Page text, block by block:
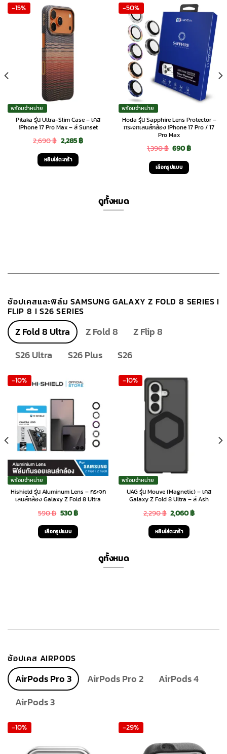
-15%
พร้อมจำหน่าย
Pitaka รุ่น Ultra-Slim Case – เคส
iPhone 17 Pro Max – สี Sunset
2,690฿ Original
price
was:
2,285฿Current
หยิบใส่ตะกร้า
-50%
พร้อมจำหน่าย
Hoda รุ่น Sapphire Lens Protector –
กระจกเลนส์กล้อง iPhone 17 Pro / 17
Pro Max
1,390฿ Original
price
was:
690฿Current
เลือกรูปแบบ
be
the
ดูทั้งหมด
ช้อปเคสและฟิล์ม SAMSUNG GALAXY Z FOLD 8 SERIES I
FLIP 8 I S26 SERIES
Z Fold 8 Ultra Z Fold 8
Z Flip 8
S26 Ultra
S26 Plus S26
-10%
พร้อมจำหน่าย
Hishield รุ่น Aluminum Lens – กระจก
เลนส์กล้อง Galaxy Z Fold 8 Ultra
590฿ Original
price
was:
530฿Current
price
เลือกรูปแบบ
on
the
product
-10%
พร้อมจำหน่าย
UAG รุ่น Mouve (Magnetic) – เคส
Galaxy Z Fold 8 Ultra – สี Ash
2,290฿ Original
price
was:
2,060฿Current
หยิบใส่ตะกร้า
ดูทั้งหมด
ช้อปเคส AIRPODS
AirPods Pro 3 AirPods Pro 2
AirPods 4
AirPods 3
-10% -29%